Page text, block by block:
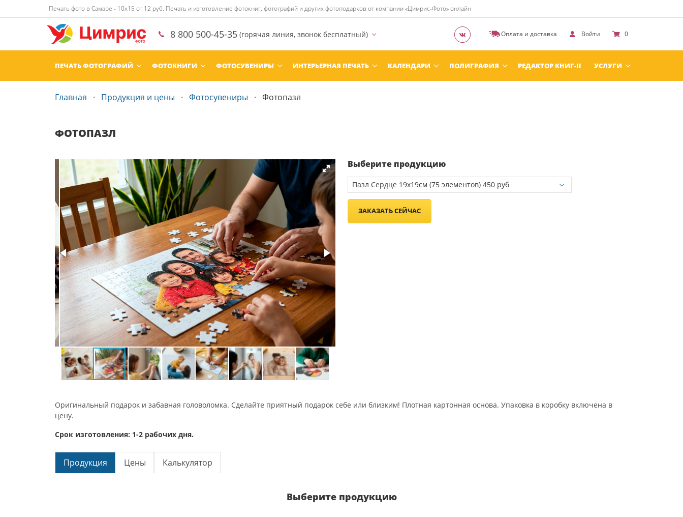
Печать фото в Самаре - 10х15 от 12 руб. Печать и изготовление фотокниг, фотографий и других фотоподарков от компании «Цимрис-Фото» онлайн
8 800 500-45-35 (горячая линия, звонок бесплатный) Оплата и доставка Войти 0
ПЕЧАТЬ ФОТОГРАФИЙ ФОТОКНИГИ ФОТОСУВЕНИРЫ ИНТЕРЬЕРНАЯ ПЕЧАТЬ КАЛЕНДАРИ ПОЛИГРАФИЯ РЕДАКТОР КНИГ-II УСЛУГИ
Главная Продукция и цены Фотосувениры Фотопазл
ФОТОПАЗЛ
Выберите продукцию
ЗАКАЗАТЬ СЕЙЧАС
Оригинальный подарок и забавная головоломка. Сделайте приятный подарок себе или близким! Плотная картонная основа. Упаковка в коробку включена в
цену.
Срок изготовления: 1-2 рабочих дня.
Продукция Цены Калькулятор
Выберите продукцию